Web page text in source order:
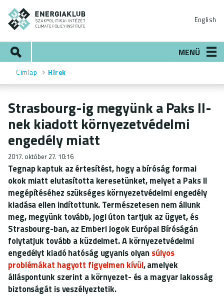
Ugrás
tartalomra
English
MENÜ
Morzsa
Címlap Hírek
Strasbourg-ig megyünk a Paks II-
nek kiadott környezetvédelmi
engedély miatt
2017. október 27. 10:16
Tegnap kaptuk az értesítést, hogy a bíróság formai
okok miatt elutasította keresetünket, melyet a Paks II
megépítéséhez szükséges környezetvédelmi engedély
kiadása ellen indítottunk. Természetesen nem állunk
meg, megyünk tovább, jogi úton tartjuk az ügyet, és
Strasbourg-ban, az Emberi Jogok Európai Bíróságán
folytatjuk tovább a küzdelmet. A környezetvédelmi
engedélyt kiadó hatóság ugyanis olyan súlyos
problémákat hagyott figyelmen kívül, amelyek
álláspontunk szerint a környezet- és a magyar lakosság
biztonságát is veszélyeztetik.